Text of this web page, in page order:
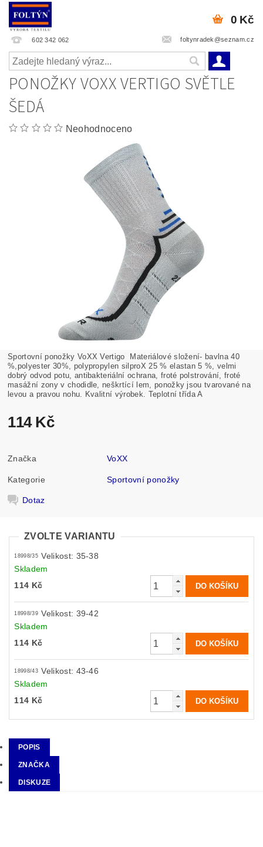
602 342 062 foltynradek@seznam.cz
0 Kč
PONOŽKY VOXX VERTIGO SVĚTLE
ŠEDÁ
Neohodnoceno
Sportovní ponožky VoXX Vertigo Materiálové složení- bavlna 40
%,polyester 30%, polypropylen silproX 25 % elastan 5 %, velmi
dobrý odvod potu, antibakteriální ochrana, froté polstrování, froté
masážní zony v chodidle, neškrtící lem, ponožky jsou tvarované na
levou a pravou nohu. Kvalitní výrobek. Teplotní třída A
114 Kč
Značka VoXX
Kategorie Sportovní ponožky
Dotaz
ZVOLTE VARIANTU
18998/35 Velikost: 35-38
Skladem
114 Kč
18998/39 Velikost: 39-42
Skladem
114 Kč
18998/43 Velikost: 43-46
Skladem
114 Kč
POPIS
ZNAČKA
DISKUZE